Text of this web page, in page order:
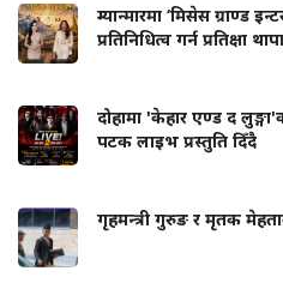
म्यान्मारमा ‘मिसेस ग्राण्ड
प्रतिनिधित्व गर्न प्रतिक्षा
दोहामा 'केहार एण्ड द
पटक लाइभ प्रस्तुति दिँदै
गृहमन्त्री गुरुङ र मृतक